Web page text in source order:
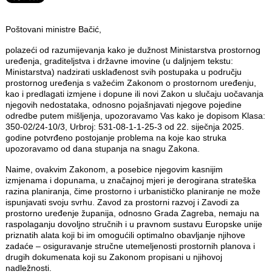
Poštovani ministre Bačić,
polazeći od razumijevanja kako je dužnost Ministarstva prostornog
uređenja, graditeljstva i državne imovine (u daljnjem tekstu:
Ministarstva) nadzirati usklađenost svih postupaka u području
prostornog uređenja s važećim Zakonom o prostornom uređenju,
kao i predlagati izmjene i dopune ili novi Zakon u slučaju uočavanja
njegovih nedostataka, odnosno pojašnjavati njegove pojedine
odredbe putem mišljenja, upozoravamo Vas kako je dopisom Klasa:
350-02/24-10/3, Urbroj: 531-08-1-1-25-3 od 22. siječnja 2025.
godine potvrđeno postojanje problema na koje kao struka
upozoravamo od dana stupanja na snagu Zakona.
Naime, ovakvim Zakonom, a posebice njegovim kasnijim
izmjenama i dopunama, u značajnoj mjeri je derogirana strateška
razina planiranja, čime prostorno i urbanističko planiranje ne može
ispunjavati svoju svrhu. Zavod za prostorni razvoj i Zavodi za
prostorno uređenje županija, odnosno Grada Zagreba, nemaju na
raspolaganju dovoljno stručnih i u pravnom sustavu Europske unije
priznatih alata koji bi im omogućili optimalno obavljanje njihove
zadaće – osiguravanje stručne utemeljenosti prostornih planova i
drugih dokumenata koji su Zakonom propisani u njihovoj
nadležnosti.